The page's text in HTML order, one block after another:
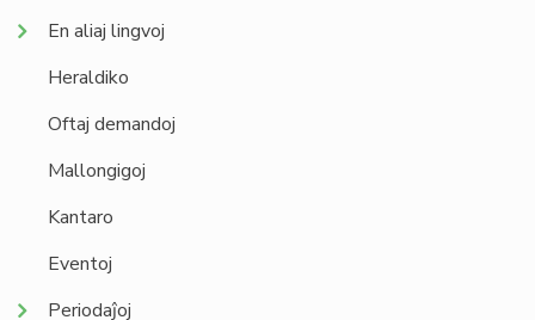
En aliaj lingvoj
Heraldiko
Oftaj demandoj
Mallongigoj
Kantaro
Eventoj
Periodaĵoj